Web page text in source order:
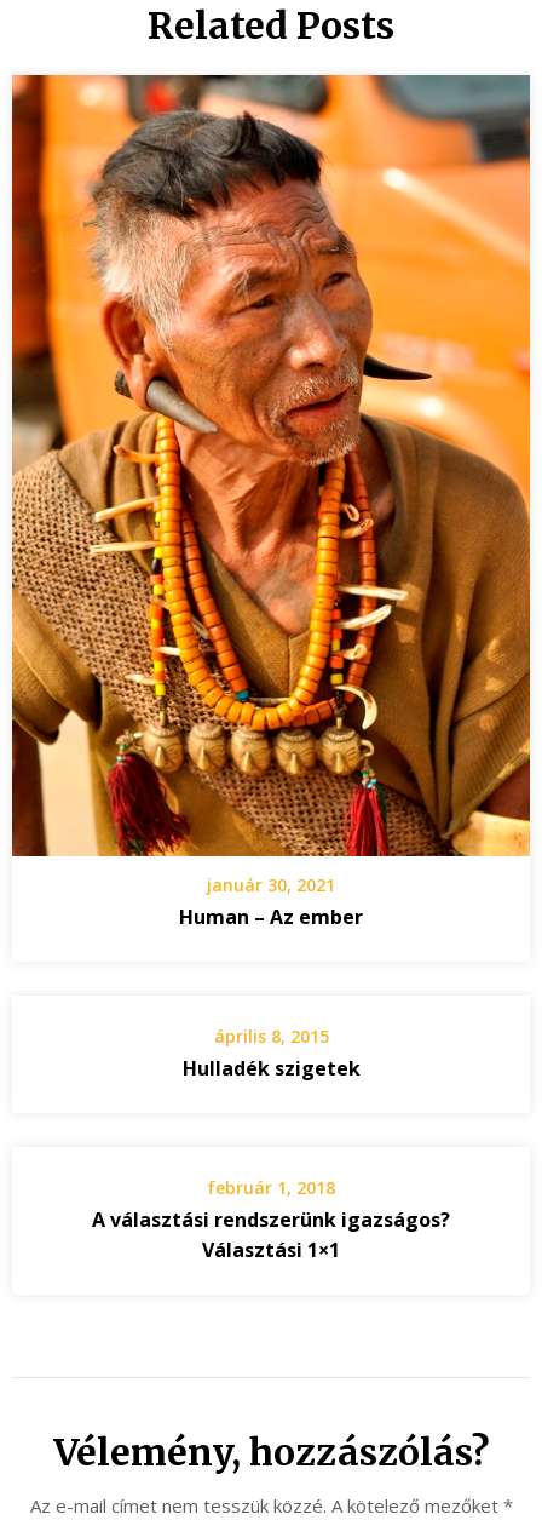
Related Posts
január 30, 2021
Human – Az ember
április 8, 2015
Hulladék szigetek
február 1, 2018
A választási rendszerünk igazságos?
Választási 1×1
Vélemény, hozzászólás?
Az e-mail címet nem tesszük közzé. A kötelező mezőket *